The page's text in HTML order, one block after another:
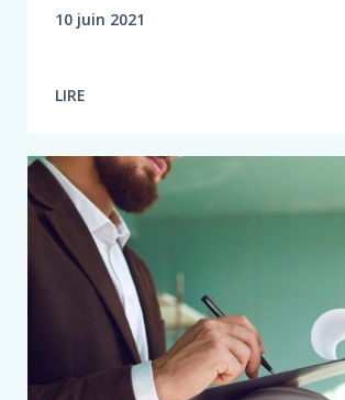
10 juin 2021
LIRE